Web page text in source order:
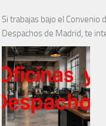
Si trabajas bajo el Convenio
Despachos de Madrid, te